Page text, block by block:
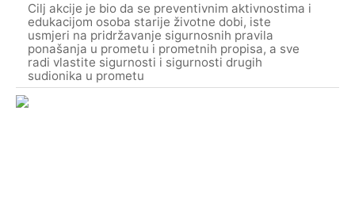
Cilj akcije je bio da se preventivnim aktivnostima i
edukacijom osoba starije životne dobi, iste
usmjeri na pridržavanje sigurnosnih pravila
ponašanja u prometu i prometnih propisa, a sve
radi vlastite sigurnosti i sigurnosti drugih
sudionika u prometu